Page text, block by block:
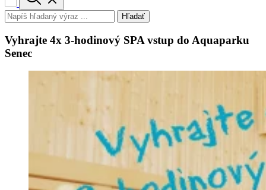
Hľadať
Vyhrajte 4x 3-hodinový SPA vstup do Aquaparku
Senec